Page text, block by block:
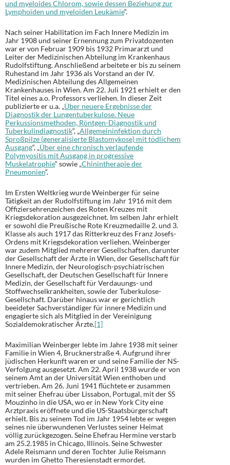
und myeloides Chlorom, sowie dessen Beziehung zur
Lymphoiden und myeloiden Leukämie“.
Nach seiner Habilitation im Fach Innere Medizin im
Jahr 1908 und seiner Ernennung zum Privatdozenten
war er von Februar 1909 bis 1932 Primararzt und
Leiter der Medizinischen Abteilung im Krankenhaus
Rudolfstiftung. Anschließend arbeitete er bis zu seinem
Ruhestand im Jahr 1936 als Vorstand an der IV.
Medizinischen Abteilung des Allgemeinen
Krankenhauses in Wien. Am 22. Juli 1921 erhielt er den
Titel eines a.o. Professors verliehen. In dieser Zeit
publizierte er u.a. „Über neuere Ergebnisse der
Diagnostik der Lungentuberkulose. Neue
Perkussionsmethoden, Röntgen-Diagnostik und
Tuberkulindiagnostik“, „Allgemeininfektion durch
Sproßpilze (generalisierte Blastomykose) mit tödlichem
Ausgang“, „Über eine chronisch verlaufende
Polymyositis mit Ausgang in progressive
Muskelatrophie“ sowie „Chinintherapie der
Pneumonien“.
Im Ersten Weltkrieg wurde Weinberger für seine
Tätigkeit an der Rudolfstiftung im Jahr 1916 mit dem
Offiziersehrenzeichen des Roten Kreuzes mit
Kriegsdekoration ausgezeichnet. Im selben Jahr erhielt
er sowohl die Preußische Rote Kreuzmedaille 2. und 3.
Klasse als auch 1917 das Ritterkreuz des Franz Josefs-
Ordens mit Kriegsdekoration verliehen. Weinberger
war zudem Mitglied mehrerer Gesellschaften, darunter
der Gesellschaft der Ärzte in Wien, der Gesellschaft für
Innere Medizin, der Neurologisch-psychiatrischen
Gesellschaft, der Deutschen Gesellschaft für Innere
Medizin, der Gesellschaft für Verdauungs- und
Stoffwechselkrankheiten, sowie der Tuberkulose-
Gesellschaft. Darüber hinaus war er gerichtlich
beeideter Sachverständiger für innere Medizin und
engagierte sich als Mitglied in der Vereinigung
Sozialdemokratischer Ärzte.[1]
Maximilian Weinberger lebte im Jahre 1938 mit seiner
Familie in Wien 4, Brucknerstraße 4. Aufgrund ihrer
jüdischen Herkunft waren er und seine Familie der NS-
Verfolgung ausgesetzt. Am 22. April 1938 wurde er von
seinem Amt an der Universität Wien enthoben und
vertrieben. Am 26. Juni 1941 flüchtete er zusammen
mit seiner Ehefrau über Lissabon, Portugal, mit der SS
Mouzinho in die USA, wo er in New York City eine
Arztpraxis eröffnete und die US-Staatsbürgerschaft
erhielt. Bis zu seinem Tod im Jahr 1954 lebte er wegen
seines nie überwundenen Verlustes seiner Heimat
völlig zurückgezogen. Seine Ehefrau Hermine verstarb
am 25.2.1985 in Chicago, Illinois. Seine Schwester
Adele Reismann und deren Tochter Julie Reismann
wurden im Ghetto Theresienstadt ermordet.